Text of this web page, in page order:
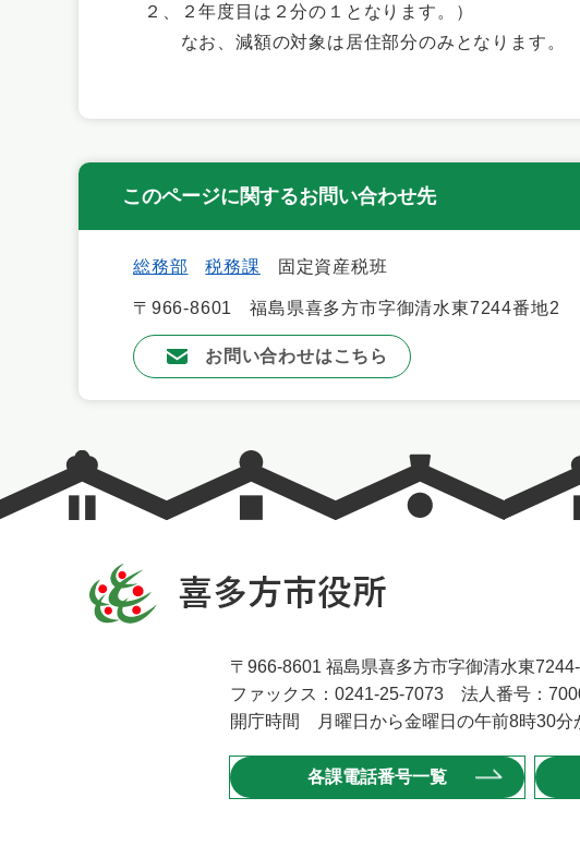
２、２年度目は２分の１となります。）
なお、減額の対象は居住部分のみとなります。
このページに関するお問い合わせ先
総務部 税務課 固定資産税班
〒966-8601 福島県喜多方市字御清水東7244番地2
お問い合わせはこちら
〒966-8601 福島県喜多方市字御清水東
ファックス：0241-25-7073 法人番号：
開庁時間 月曜日から金曜日の午前8時30分
各課電話番号一覧